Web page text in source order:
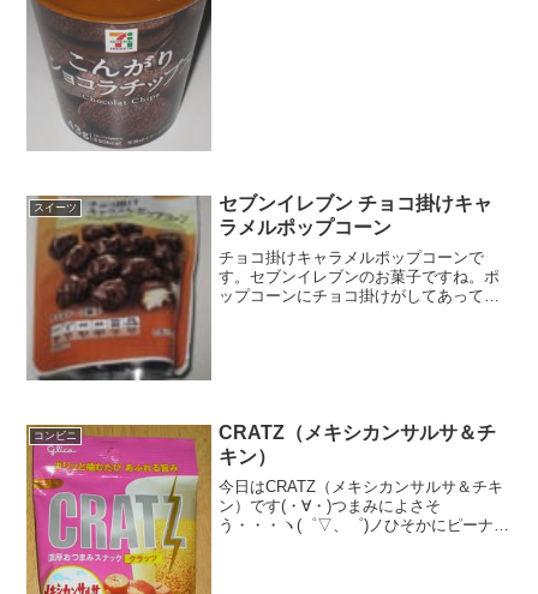
スイーツ
セブンイレブン チョコ掛けキャ
ラメルポップコーン
チョコ掛けキャラメルポップコーンで
す。セブンイレブンのお菓子ですね。ポ
ップコーンにチョコ掛けがしてあって子
コンビニ
CRATZ（メキシカンサルサ＆チ
キン）
今日はCRATZ（メキシカンサルサ＆チキ
ン）です(・∀・)つまみによさそ
う・・・ヽ(゜▽、゜)ノひそかにピーナッ